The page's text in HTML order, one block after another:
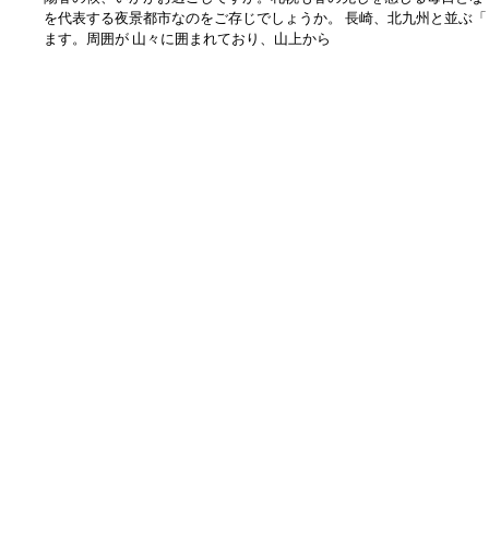
を代表する夜景都市なのをご存じでしょうか。 長崎、北九州と並ぶ
ます。周囲が 山々に囲まれており、山上から